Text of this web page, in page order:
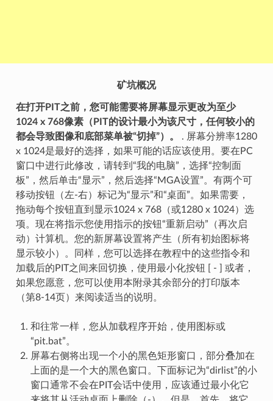
矿坑概况
在打开PIT之前，您可能需要将屏幕显示更改为至少
1024 x 768像素（PIT的设计最小为该尺寸，任何较小的
都会导致图像和底部菜单被“切掉”）。
. 屏幕分辨率1280
x 1024是最好的选择，如果可能的话应该使用。要在PC
窗口中进行此修改，请转到“我的电脑”，选择“控制面
板”，然后单击“显示”，然后选择“MGA设置”。有两个可
移动按钮（左-右）标记为“显示”和“桌面”。如果需要，
拖动每个按钮直到显示1024 x 768（或1280 x 1024）选
项。现在将指示您使用指示的按钮“重新启动”（再次启
动）计算机。您的新屏幕设置将产生（所有初始图标将
显示较小）。同样，您可以选择在教程中的这些指令和
加载后的PIT之间来回切换，使用最小化按钮 [ - ] 或者，
如果您愿意，您可以使用本附录其余部分的打印版本
（第8-14页）来阅读适当的说明。
和往常一样，您从加载程序开始，使用图标或
“pit.bat”。
屏幕右侧将出现一个小的黑色矩形窗口，部分叠加在
上面的是一个大的黑色窗口。下面标记为“dirlist”的小
窗口通常不会在PIT会话中使用，应该通过最小化它